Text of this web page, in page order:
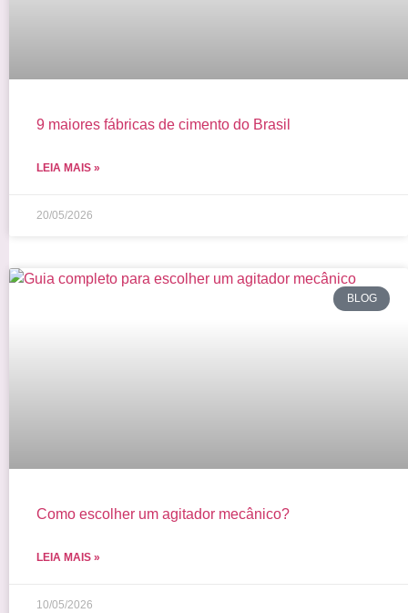
9 maiores fábricas de cimento do Brasil
LEIA MAIS »
20/05/2026
BLOG
Como escolher um agitador mecânico?
LEIA MAIS »
10/05/2026